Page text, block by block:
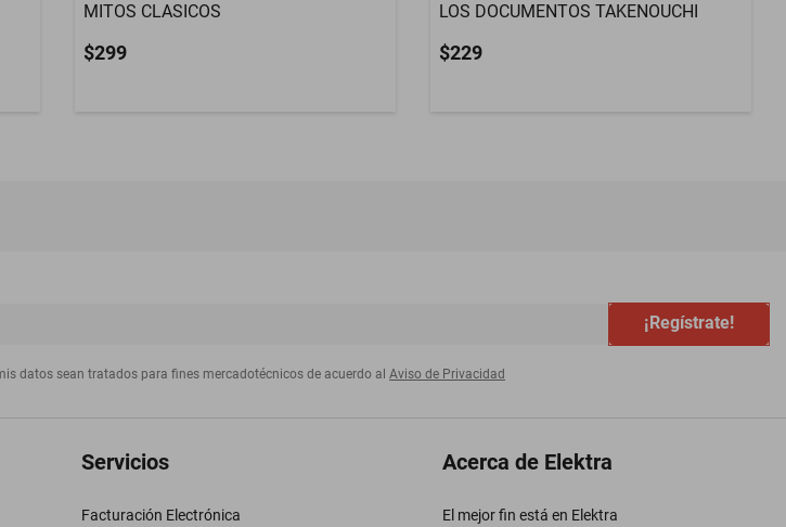
MITOS CLASICOS
$299
LOS DOCUMENTOS TAKENOUCHI
$229
¡Regístrate!
datos sean tratados para fines mercadotécnicos de acuerdo al Aviso de Privacidad
Servicios
Facturación Electrónica
Acerca de Elektra
El mejor fin está en Elektra